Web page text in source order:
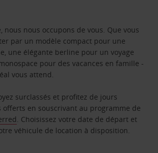
nous nous occupons de vous. Que vous
par un modèle compact pour une
une élégante berline pour un voyage
pour des vacances en famille -
vous attend.
surclassés et profitez de jours
en souscrivant au programme de
. Choisissez votre date de départ et
véhicule de location à disposition.